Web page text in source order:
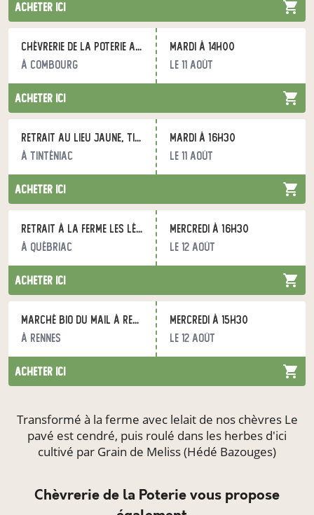
acheter ici
Chèvrerie de la Poterie au CPSA
à Combourg
mardi à 14h00
le 11 août
acheter ici
Retrait au Lieu Jaune, Tinténiac
à Tinténiac
mardi à 16h30
le 11 août
acheter ici
Retrait à la ferme Les Légumes du Grand Bois
à Québriac
mercredi à 16h30
le 12 août
acheter ici
Marché bio du Mail à Rennes
à Rennes
mercredi à 15h30
le 12 août
acheter ici
Transformé à la ferme avec lelait de nos chèvres Le
pavé est cendré, puis roulé dans les herbes d'ici
cultivé par Grain de Meliss (Hédé Bazouges)
Chèvrerie de la Poterie vous propose